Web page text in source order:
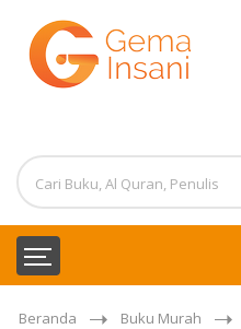
Beranda Buku Murah